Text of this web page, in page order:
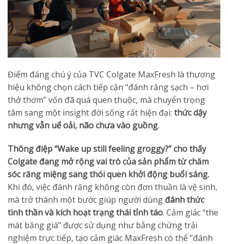
Điểm đáng chú ý của TVC Colgate MaxFresh là thương
hiệu không chọn cách tiếp cận “đánh răng sạch – hơi
thở thơm” vốn đã quá quen thuộc, mà chuyển trọng
tâm sang một insight đời sống rất hiện đại: thức dậy
nhưng vẫn uể oải, não chưa vào guồng.
Thông điệp “Wake up still feeling groggy?” cho thấy
Colgate đang mở rộng vai trò của sản phẩm từ chăm
sóc răng miệng sang thói quen khởi động buổi sáng.
Khi đó, việc đánh răng không còn đơn thuần là vệ sinh,
mà trở thành một bước giúp người dùng đánh thức
tinh thần và kích hoạt trạng thái tỉnh táo. Cảm giác “the
mát băng giá” được sử dụng như bằng chứng trải
nghiệm trực tiếp, tạo cảm giác MaxFresh có thể “đánh